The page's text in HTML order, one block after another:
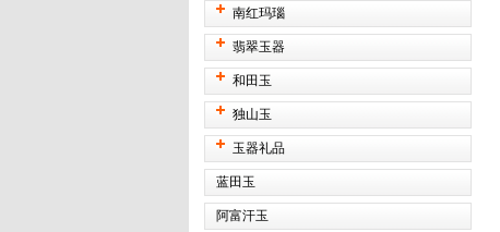
南红玛瑙
翡翠玉器
和田玉
独山玉
玉器礼品
蓝田玉
阿富汗玉